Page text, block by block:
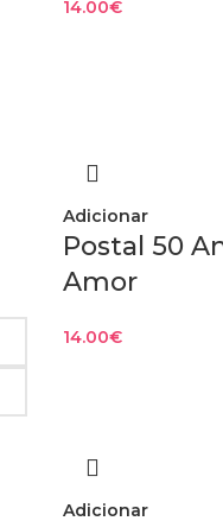
14.00€
Adicionar
Postal 50
Amor
14.00€
Adicionar